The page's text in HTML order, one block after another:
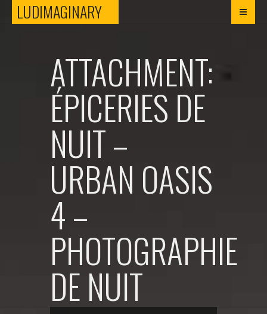
LUDIMAGINARYLUDIMAGINARY
ATTACHMENT:
ÉPICERIES DE
NUIT –
URBAN OASIS
4 –
PHOTOGRAPHIE
DE NUIT